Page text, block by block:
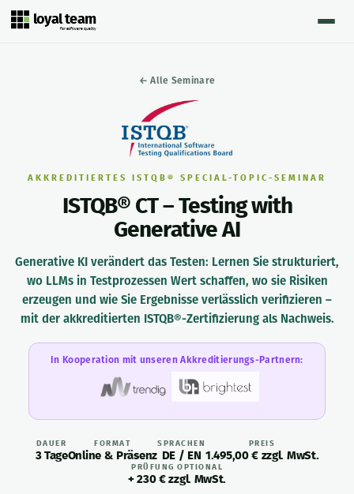
loyal team
for software quality
← Alle Seminare
AKKREDITIERTES ISTQB® SPECIAL-TOPIC-SEMINAR
ISTQB® CT – Testing with
Generative AI
Generative KI verändert das Testen: Lernen Sie strukturiert,
wo LLMs in Testprozessen Wert schaffen, wo sie Risiken
erzeugen und wie Sie Ergebnisse verlässlich verifizieren –
mit der akkreditierten ISTQB®-Zertifizierung als Nachweis.
In Kooperation mit unseren Akkreditierungs-Partnern:
DAUER
3 Tage
FORMAT
Online & Präsenz
SPRACHEN
DE / EN
PREIS
1.495,00 € zzgl. MwSt.
PRÜFUNG OPTIONAL
+ 230 € zzgl. MwSt.